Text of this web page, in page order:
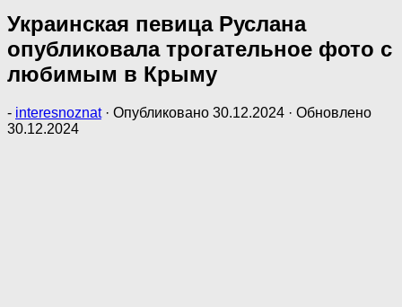
Украинская певица Руслана
опубликовала трогательное фото с
любимым в Крыму
- interesnoznat · Опубликовано 30.12.2024 · Обновлено
30.12.2024